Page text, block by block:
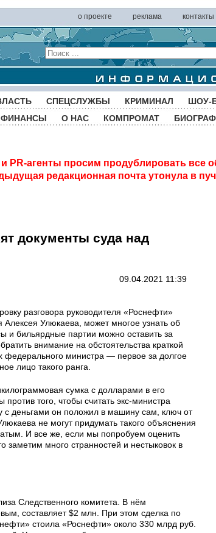
о проекте реклама контакты
СПЕЦСЛУЖБЫ КРИМИНАЛ ШОУ-
ФИНАНСЫ О НАС КОМПРОМАТ БИОГРАФ
PR-агенты просим продублировать все
редакционная почта утонула в
документы суда над
09.04.2021 11:39
разговора руководителя «Роснефти»
Алексея Улюкаева, может многое узнать об
и бильярдные партии можно оставить за
внимание на обстоятельства краткой
федерального министра — первое за долгое
лицо такого ранга.
сумка с долларами в его
того, чтобы считать экс-министра
с деньгами он положил в машину сам, ключ от
не могут придумать такого объяснения
И все же, если мы попробуем оценить
много странностей и нестыковок в
Следственного комитета. В нём
составляет $2 млн. При этом сделка по
стоила «Роснефти» около 330 млрд руб.